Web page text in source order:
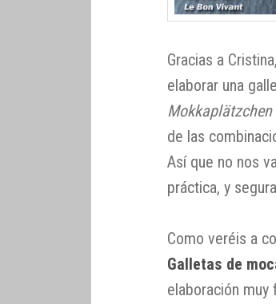
Gracias a
elaborar una
Mokkaplätzchen
de las
Así que no nos
práctica, y
Como veréis a
Galletas de
elaboración